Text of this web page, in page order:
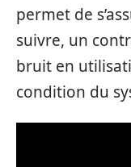
permet de
suivre, un
bruit en
condition du